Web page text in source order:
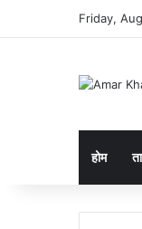
Friday,
होम